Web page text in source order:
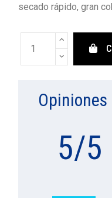
secado rápido, gran
Opiniones
5/5